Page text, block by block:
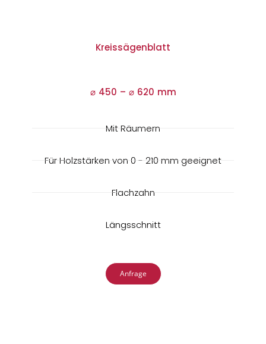
Kreissägenblatt
⌀ 450 – ⌀620 mm
Mit Räumern
Für Holzstärken von 0 - 210 mm geeignet
Flachzahn
Längsschnitt
Anfrage